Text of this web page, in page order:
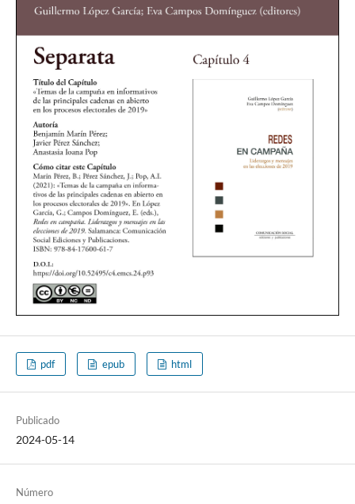
pdf epub html
Publicado
2024-05-14
Número